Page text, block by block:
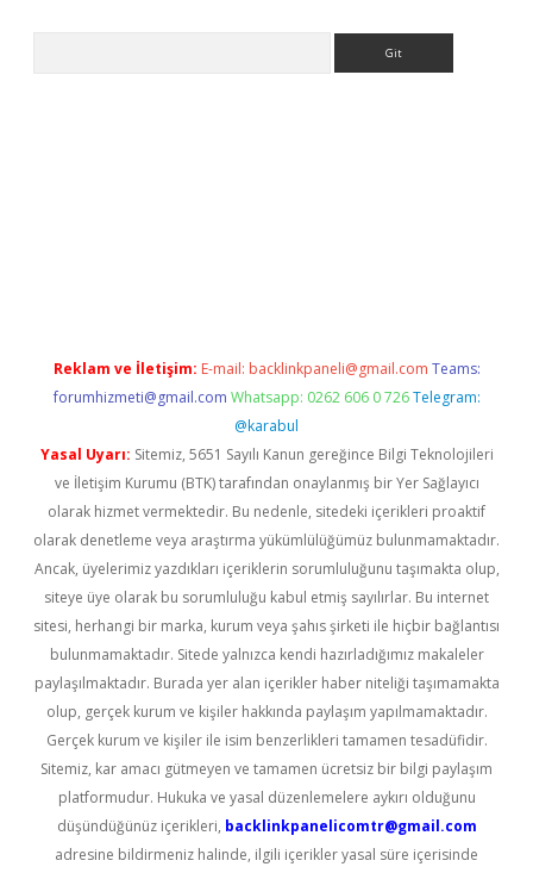
Reklam ve İletişim: E-mail: backlinkpaneli@gmail.com Teams:
forumhizmeti@gmail.com Whatsapp: 0262 606 0 726 Telegram:
@karabul
Yasal Uyarı: Sitemiz, 5651 Sayılı Kanun gereğince Bilgi Teknolojileri
ve İletişim Kurumu (BTK) tarafından onaylanmış bir Yer Sağlayıcı
olarak hizmet vermektedir. Bu nedenle, sitedeki içerikleri proaktif
olarak denetleme veya araştırma yükümlülüğümüz bulunmamaktadır.
Ancak, üyelerimiz yazdıkları içeriklerin sorumluluğunu taşımakta olup,
siteye üye olarak bu sorumluluğu kabul etmiş sayılırlar. Bu internet
sitesi, herhangi bir marka, kurum veya şahıs şirketi ile hiçbir bağlantısı
bulunmamaktadır. Sitede yalnızca kendi hazırladığımız makaleler
paylaşılmaktadır. Burada yer alan içerikler haber niteliği taşımamakta
olup, gerçek kurum ve kişiler hakkında paylaşım yapılmamaktadır.
Gerçek kurum ve kişiler ile isim benzerlikleri tamamen tesadüfidir.
Sitemiz, kar amacı gütmeyen ve tamamen ücretsiz bir bilgi paylaşım
platformudur. Hukuka ve yasal düzenlemelere aykırı olduğunu
düşündüğünüz içerikleri, backlinkpanelicomtr@gmail.com
adresine bildirmeniz halinde, ilgili içerikler yasal süre içerisinde